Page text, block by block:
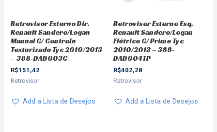
Retrovisor Externo Dir.
Renault Sandero/Logan
Manual C/ Controle
Texturizado Tyc 2010/2013
– 388-DAD003C
R$151,42
Retrovisor
Add a Lista de Desejos
Retrovisor Externo Esq.
Renault Sandero/Logan
Elétrico C/ Prime Tyc
2010/2013 – 388-
DAD004TP
R$402,28
Retrovisor
Add a Lista de Desejos